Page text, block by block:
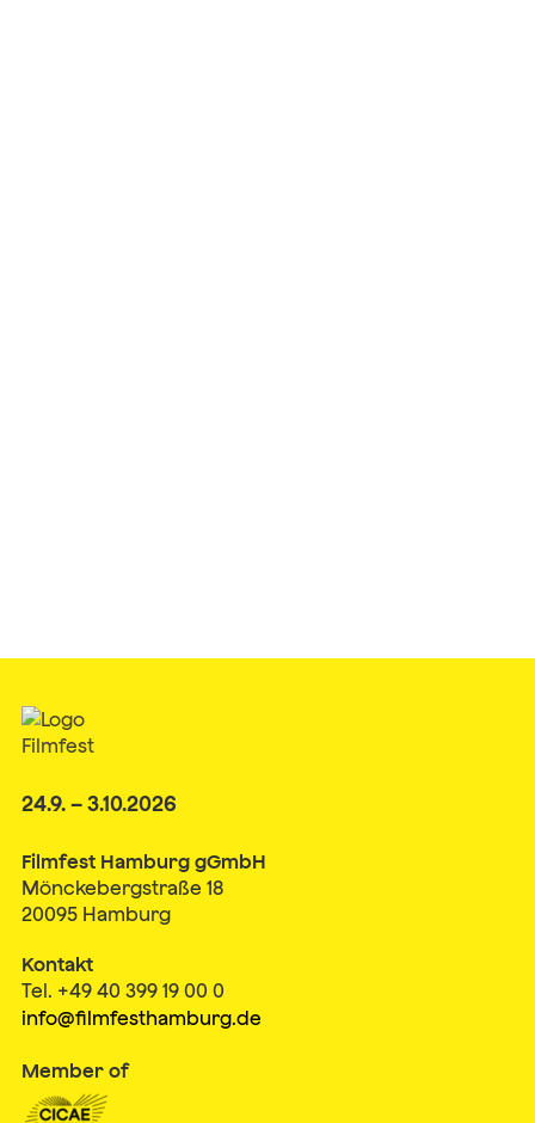
24.9. – 3.10.2026
Filmfest Hamburg gGmbH
Mönckebergstraße 18
20095 Hamburg
Kontakt
Tel. +49 40 399 19 00 0
info@filmfesthamburg.de
Member of